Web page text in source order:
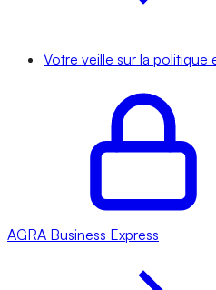
Votre veille sur la
AGRA Business Express